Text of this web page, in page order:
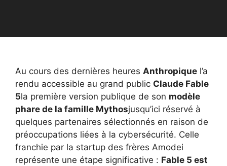
Au cours des dernières heures Anthropique l’a
rendu accessible au grand public Claude Fable
5la première version publique de son modèle
phare de la famille Mythosjusqu’ici réservé à
quelques partenaires sélectionnés en raison de
préoccupations liées à la cybersécurité. Celle
franchie par la startup des frères Amodei
représente une étape significative : Fable 5 est